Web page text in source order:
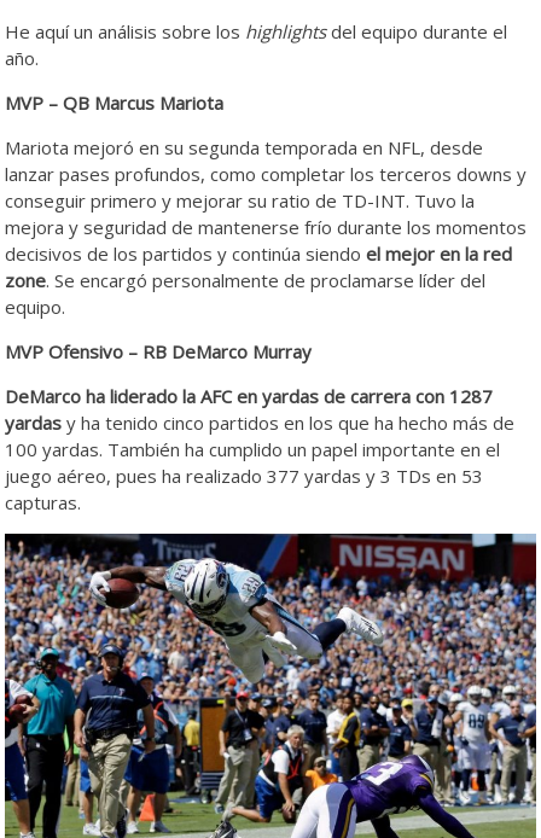
He aquí un análisis sobre los highlightsdel equipo durante el
año.
MVP – QB Marcus Mariota
Mariota mejoró en su segunda temporada en NFL, desde
lanzar pases profundos, como completar los terceros downs y
conseguir primero y mejorar su ratio de TD-INT. Tuvo la
mejora y seguridad de mantenerse frío durante los momentos
decisivos de los partidos y continúa siendoel mejor en la red
zone. Se encargó personalmente de proclamarse líder del
equipo.
MVP Ofensivo – RB DeMarco Murray
DeMarco ha liderado la AFC en yardas de carrera con 1287
yardas y ha tenido cinco partidos en los que ha hecho más de
100 yardas. También ha cumplido un papel importante en el
juego aéreo, pues ha realizado 377 yardas y 3 TDs en 53
capturas.